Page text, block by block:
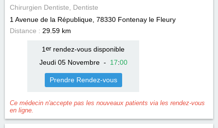
Chirurgien Dentiste, Dentiste
1 Avenue de la République, 78330 Fontenay le Fleury
Distance : 29.59 km
1 errendez-vous disponible
Jeudi 05 Novembre- 17:00
Prendre Rendez-vous
Ce médecin n'accepte pas les nouveaux patients via les rendez-vous
en ligne.